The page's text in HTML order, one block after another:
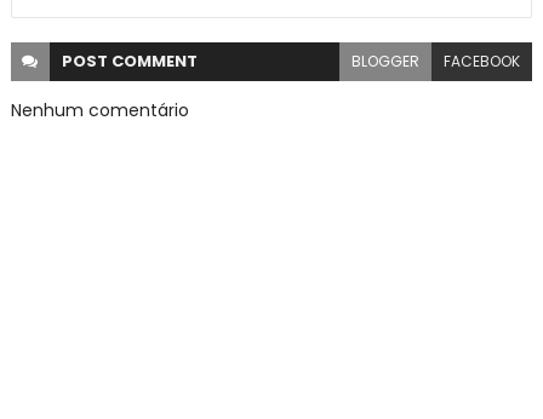
POST COMMENT BLOGGER FACEBOOK
Nenhum comentário